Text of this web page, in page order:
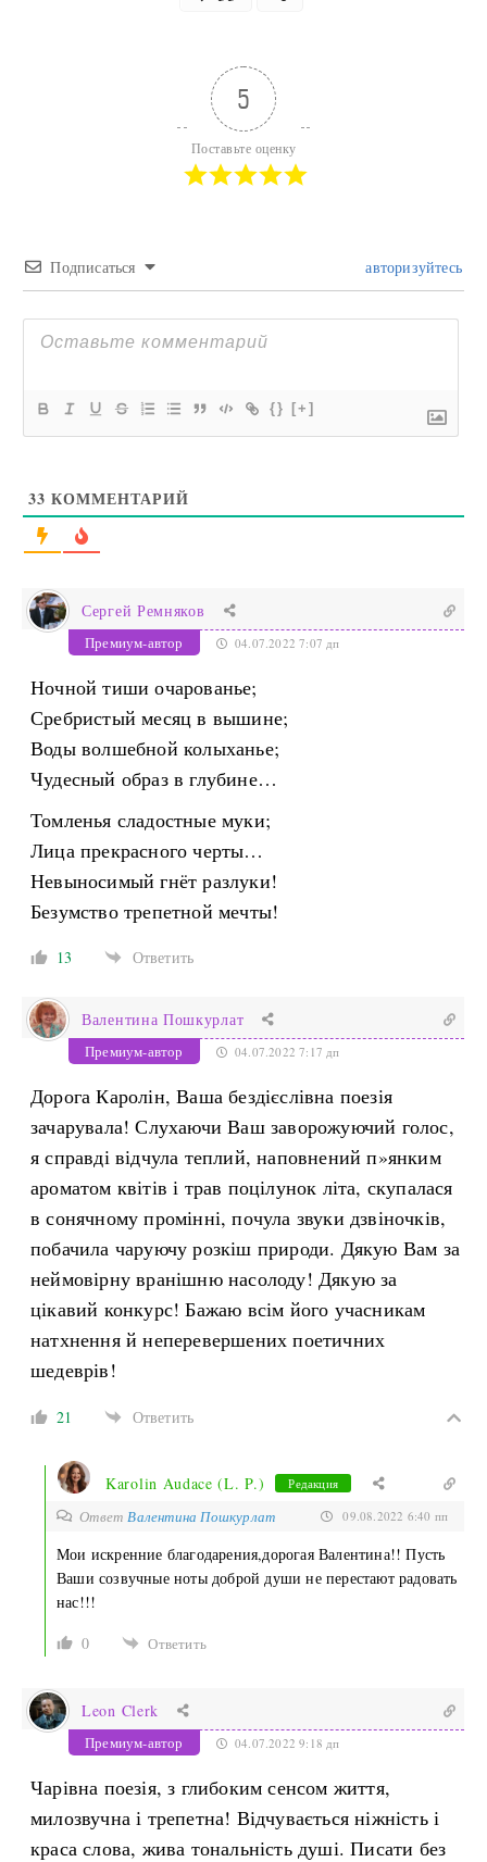
5
Поставьте оценку
Подписаться авторизуйтесь
{} [+]
33 КОММЕНТАРИЙ
Сергей Ремняков
Премиум-автор 04.07.2022 7:07 дп
Ночной тиши очарованье;
Сребристый месяц в вышине;
Воды волшебной колыханье;
Чудесный образ в глубине…
Томленья сладостные муки;
Лица прекрасного черты…
Невыносимый гнёт разлуки!
Безумство трепетной мечты!
13 Ответить
Валентина Пошкурлат
Премиум-автор 04.07.2022 7:17 дп
Дорога Каролін, Ваша бездієслівна поезія
зачарувала! Слухаючи Ваш заворожуючий голос,
я справді відчула теплий, наповнений п»янким
ароматом квітів і трав поцілунок літа, скупалася
в сонячному промінні, почула звуки дзвіночків,
побачила чаруючу розкіш природи. Дякую Вам за
неймовірну вранішню насолоду! Дякую за
цікавий конкурс! Бажаю всім його учасникам
натхнення й неперевершених поетичних
шедеврів!
21 Ответить
Karolin Audace (L. P.) Редакция
ОтветВалентина Пошкурлат 09.08.2022 6:40 пп
Мои искренние благодарения,дорогая Валентина!! Пусть
Ваши созвучные ноты доброй души не перестают радовать
нас!!!
0
Ответить
Leon Clerk
Премиум-автор 04.07.2022 9:18 дп
Чарівна поезія, з глибоким сенсом життя,
милозвучна і трепетна! Відчувається ніжність і
краса слова, жива тональність душі. Писати без